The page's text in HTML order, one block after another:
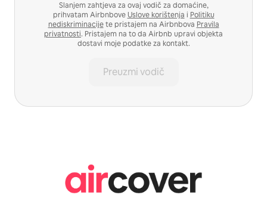
Slanjem zahtjeva za ovaj vodič za domaćine,
prihvatam AirbnboveUslove korištenja i Politiku
nediskriminacijete pristajem na Airbnbova Pravila
privatnosti. Pristajem na to da Airbnb upravi objekta
dostavi moje podatke za kontakt.
Preuzmi vodič